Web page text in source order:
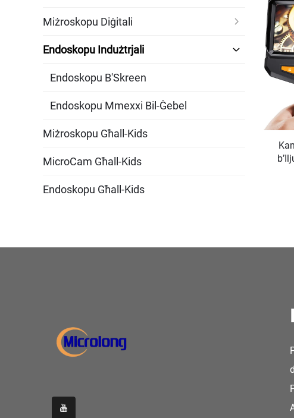
Miżroskopu Diġitali
Endoskopu Indużtrjali
Endoskopu B'Skreen
Endoskopu Mmexxi Bil-Ġebel
Miżroskopu Għall-Kids
MicroCam Għall-Kids
Endoskopu Għall-Kids